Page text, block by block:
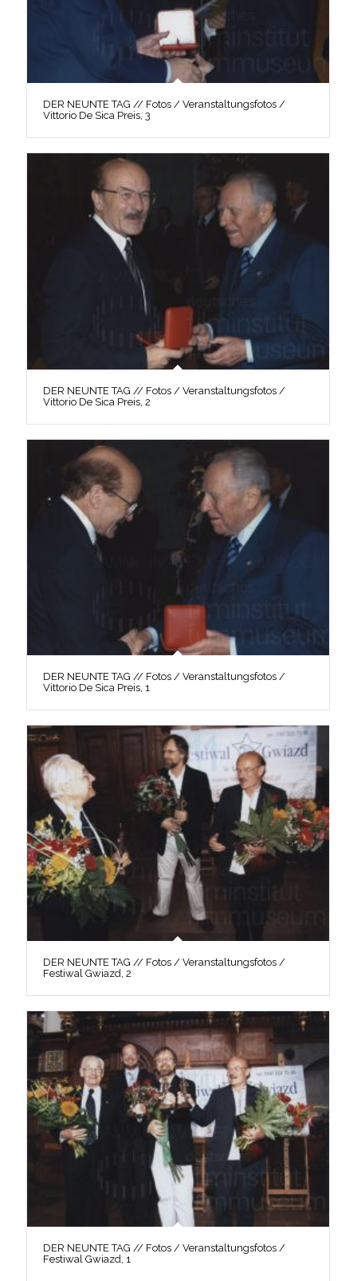
DER NEUNTE TAG // Fotos / Veranstaltungsfotos /
Vittorio De Sica Preis, 3
DER NEUNTE TAG // Fotos / Veranstaltungsfotos /
Vittorio De Sica Preis, 2
DER NEUNTE TAG // Fotos / Veranstaltungsfotos /
Vittorio De Sica Preis, 1
DER NEUNTE TAG // Fotos / Veranstaltungsfotos /
Festiwal Gwiazd, 2
DER NEUNTE TAG // Fotos / Veranstaltungsfotos /
Festiwal Gwiazd, 1